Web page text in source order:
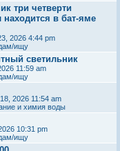
три четверти
в бат-яме
2026 4:44 pm
ищу
светильник
11:59 am
ищу
2026 11:54 am
и химия воды
10:31 pm
ищу